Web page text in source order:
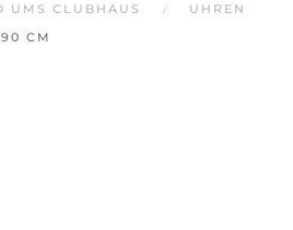
UMS CLUBHAUS
UHREN
CM